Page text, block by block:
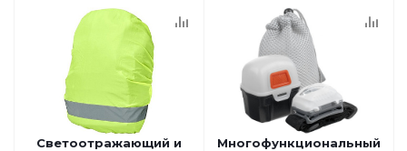
Светоотражающий и
Многофункциональный